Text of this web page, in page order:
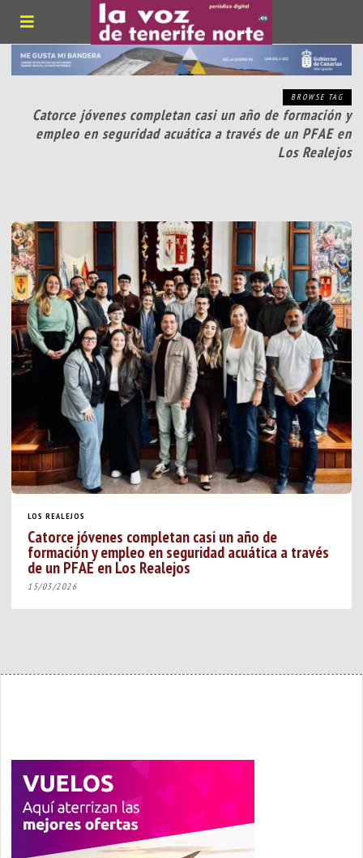
BROWSE TAG
Catorce jóvenes completan casi un año de formación y
empleo en seguridad acuática a través de un PFAE en
Los Realejos
LOS REALEJOS
Catorce jóvenes completan casi un año de
formación y empleo en seguridad acuática a través
de un PFAE en Los Realejos
15/03/2026